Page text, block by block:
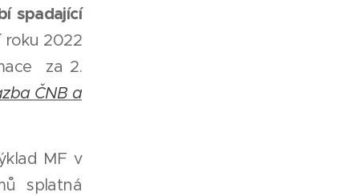
spadající
roku 2022
za 2.
ČNB a
MF v
splatná